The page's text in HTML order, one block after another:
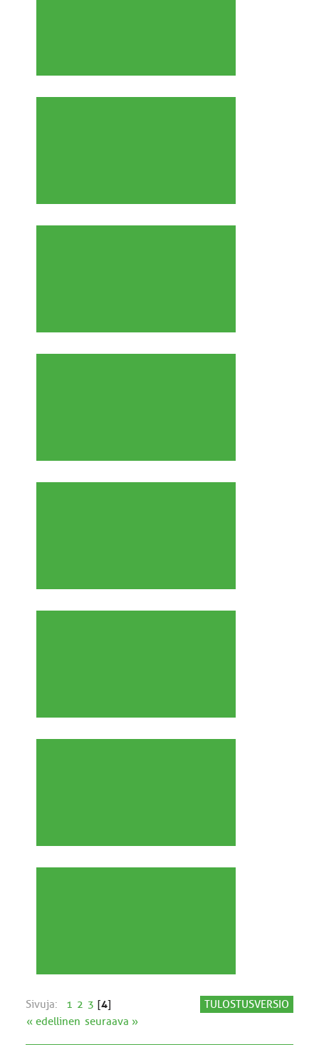
TULOSTUSVERSIO
Sivuja: 1 2 3 [4]
« edellinen seuraava »